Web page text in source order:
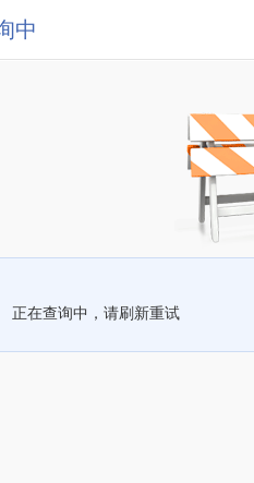
中
正在查询中，请刷新重试